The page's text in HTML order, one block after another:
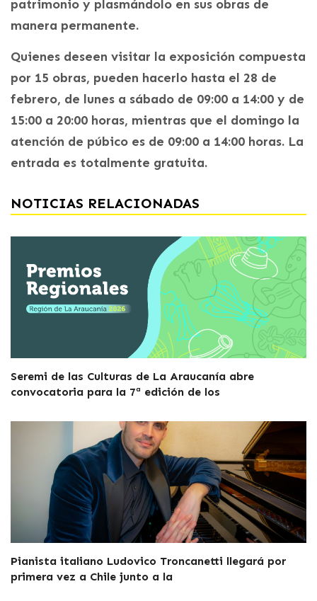
patrimonio y plasmándolo en sus obras de
manera permanente.
Quienes deseen visitar la exposición compuesta
por 15 obras, pueden hacerlo hasta el 28 de
febrero, de lunes a sábado de 09:00 a 14:00 y de
15:00 a 20:00 horas, mientras que el domingo la
atención de púbico es de 09:00 a 14:00 horas. La
entrada es totalmente gratuita.
NOTICIAS RELACIONADAS
Seremi de las Culturas de La Araucanía abre
convocatoria para la 7ª edición de los
Pianista italiano Ludovico Troncanetti llegará por
primera vez a Chile junto a la